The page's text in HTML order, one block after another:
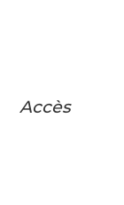
Accès